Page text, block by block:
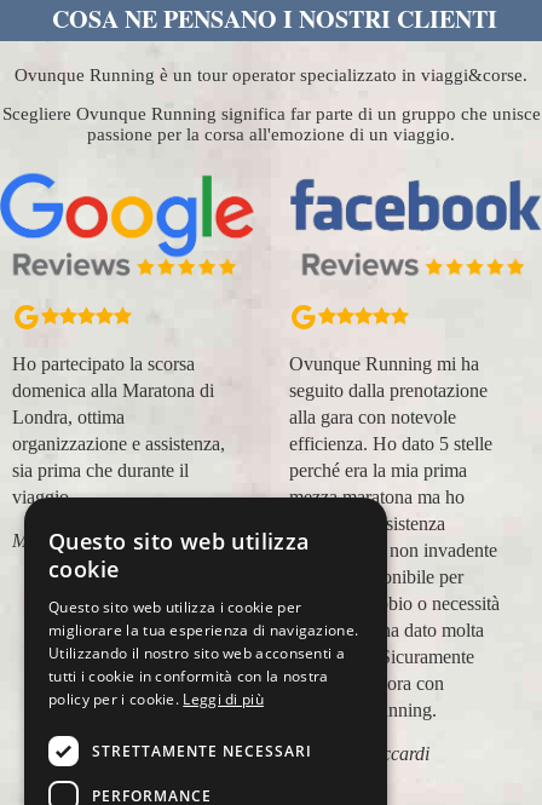
COSA NE PENSANO I NOSTRI CLIENTI
Ovunque Running è un tour operator specializzato in viaggi&corse.
Scegliere Ovunque Running significa far parte di un gruppo che unisce
passione per la corsa all'emozione di un viaggio.
Ho partecipato la scorsa
domenica alla Maratona di
Londra, ottima
organizzazione e assistenza,
sia prima che durante il
viaggio.
Marco Canigi
Ovunque Running mi ha
seguito dalla prenotazione
alla gara con notevole
efficienza. Ho dato 5 stelle
perché era la mia prima
mezza maratona ma ho
trovato un'assistenza
impeccabile, non invadente
e molto disponibile per
qualsiasi dubbio o necessità
e questo mi ha dato molta
tranquillità. Sicuramente
viaggerò ancora con
Ovunque Running.
Elisabetta Accardi
Questo sito web utilizza
cookie
Questo sito web utilizza i cookie per
migliorare la tua esperienza di navigazione.
Utilizzando il nostro sito web acconsenti a
tutti i cookie in conformità con la nostra
policy per i cookie. Leggi di più
STRETTAMENTE NECESSARI
PERFORMANCE